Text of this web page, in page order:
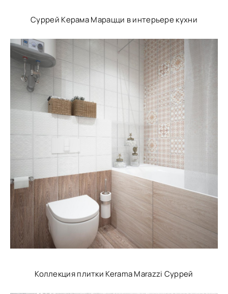
Суррей Керама Марацци в интерьере кухни
Коллекция плитки Kerama Marazzi Суррей